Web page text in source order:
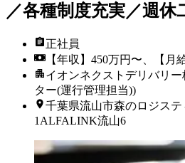
／各種制度充実／週休
正社員
【年収】450万円〜、【月
イオンネクストデリバリ
ター(運行管理担当))
千葉県流山市森のロジステ
1ALFALINK流山6